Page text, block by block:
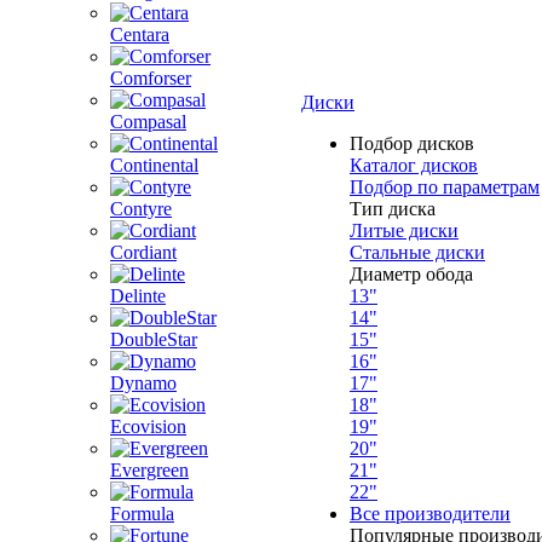
Centara
Comforser
Compasal
Continental
Contyre
Cordiant
Delinte
DoubleStar
Dynamo
Ecovision
Evergreen
Formula
Диски
Подбор дисков
Каталог дисков
Подбор по параметрам
Тип диска
Литые диски
Стальные диски
Диаметр обода
13"
14"
15"
16"
17"
18"
19"
20"
21"
22"
Все производители
Популярные